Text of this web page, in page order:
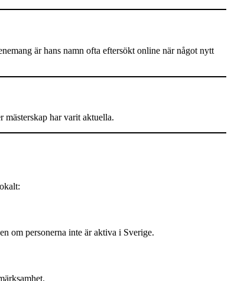
är hans namn ofta eftersökt online när något nytt
mästerskap har varit aktuella.
om personerna inte är aktiva i Sverige.